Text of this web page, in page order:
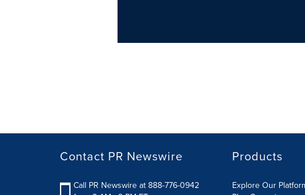
Contact PR Newswire
Call PR Newswire at 888-776-0942
Products
Explore Our